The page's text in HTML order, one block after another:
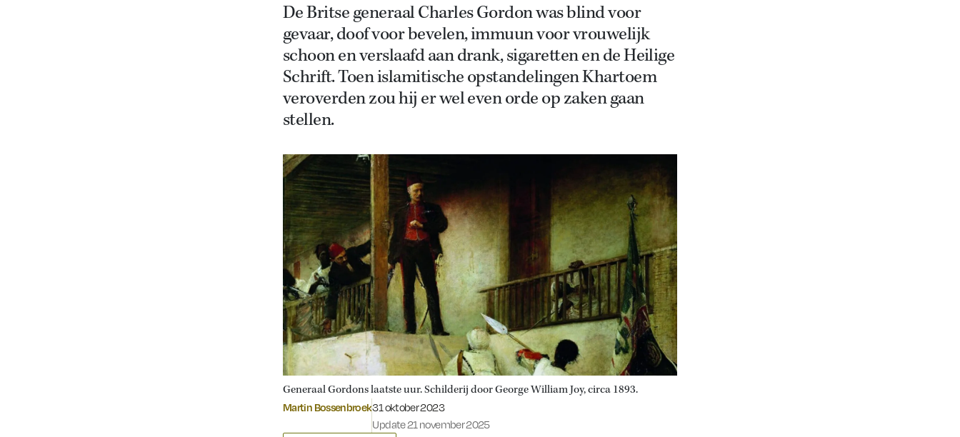
De Britse generaal Charles Gordon was blind voor
gevaar, doof voor bevelen, immuun voor vrouwelijk
schoon en verslaafd aan drank, sigaretten en de Heilige
Schrift. Toen islamitische opstandelingen Khartoem
veroverden zou hij er wel even orde op zaken gaan
stellen.
Generaal Gordons laatste uur. Schilderij door George William Joy, circa 1893.
Martin BossenbroekGepubliceerd op:
31 oktober 2023
Update 21 november 2025